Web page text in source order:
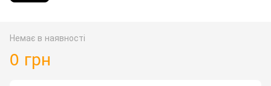
Немає в наявності
0 грн